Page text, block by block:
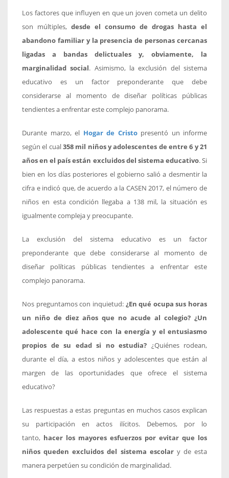
Los factores que influyen en que un joven cometa un delito
son múltiples, desde el consumo de drogas hasta el
abandono familiar y la presencia de personas cercanas
ligadas a bandas delictuales y, obviamente, la
marginalidad social. Asimismo, la exclusión del sistema
educativo es un factor preponderante que debe
considerarse al momento de diseñar políticas públicas
tendientes a enfrentar este complejo panorama.
Durante marzo, el Hogar de Cristopresentó un informe
según el cual358 mil niños y adolescentes de entre 6 y 21
años en el país están excluidos del sistema educativo. Si
bien en los días posteriores el gobierno salió a desmentir la
cifra e indicó que, de acuerdo a la CASEN 2017, el número de
niños en esta condición llegaba a 138 mil, la situación es
igualmente compleja y preocupante.
La exclusión del sistema educativo es un factor
preponderante que debe considerarse al momento de
diseñar políticas públicas tendientes a enfrentar este
complejo panorama.
Nos preguntamos con inquietud: ¿En qué ocupa sus horas
un niño de diez años que no acude al colegio? ¿Un
adolescente qué hace con la energía y el entusiasmo
propios de su edad si no estudia? ¿Quiénes rodean,
durante el día, a estos niños y adolescentes que están al
margen de las oportunidades que ofrece el sistema
educativo?
Las respuestas a estas preguntas en muchos casos explican
su participación en actos ilícitos. Debemos, por lo
tanto, hacer los mayores esfuerzos por evitar que los
niños queden excluidos del sistema escolary de esta
manera perpetúen su condición de marginalidad.